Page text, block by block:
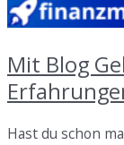
Mit Blog
Hast du schon